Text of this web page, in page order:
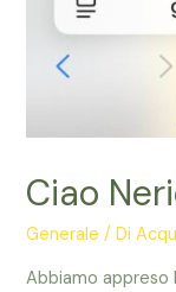
Ciao
Generale / Di
Abbiamo appreso